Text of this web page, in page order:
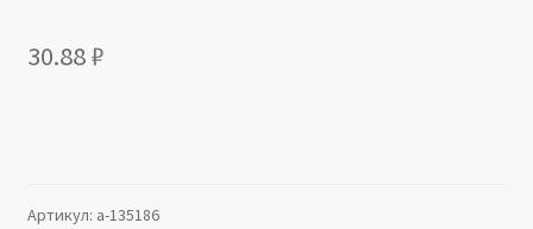
30.88₽
Артикул: a-135186